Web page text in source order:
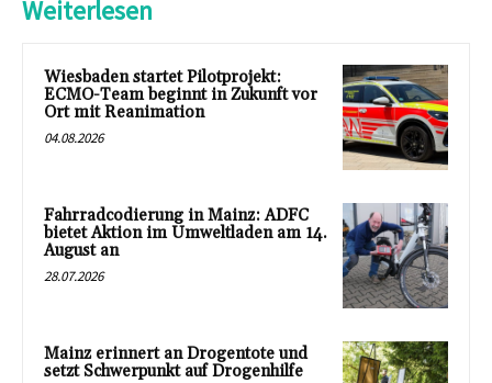
Weiterlesen
Wiesbaden startet Pilotprojekt:
ECMO-Team beginnt in Zukunft vor
Ort mit Reanimation
04.08.2026
Fahrradcodierung in Mainz: ADFC
bietet Aktion im Umweltladen am 14.
August an
28.07.2026
Mainz erinnert an Drogentote und
setzt Schwerpunkt auf Drogenhilfe